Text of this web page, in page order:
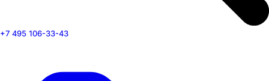
+7 495 106-33-43